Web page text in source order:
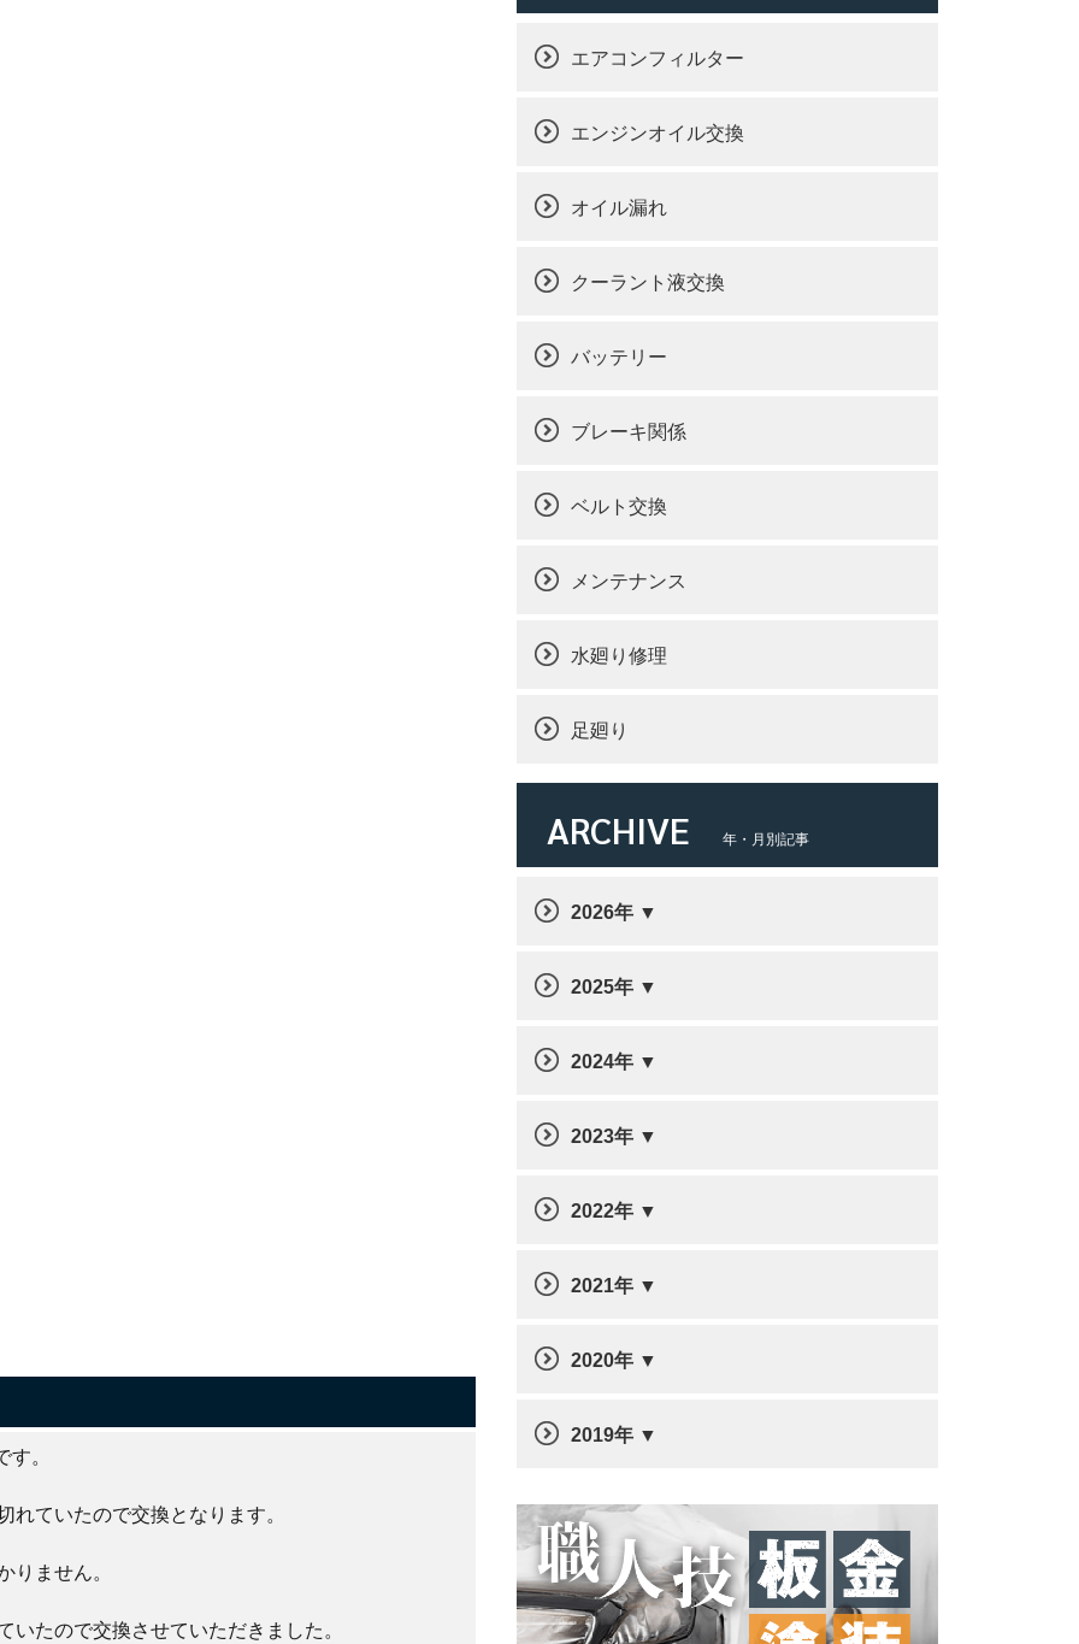
。
れていたので交換となります。
りません。
たので交換させていただきました。
エアコンフィルター
エンジンオイル交換
オイル漏れ
クーラント液交換
バッテリー
ブレーキ関係
ベルト交換
メンテナンス
水廻り修理
足廻り
ARCHIVE 年・月別記事
2026年
2025年
2024年
2023年
2022年
2021年
2020年
2019年